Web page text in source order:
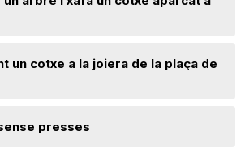
un cotxe a la joiera de la plaça de
presses